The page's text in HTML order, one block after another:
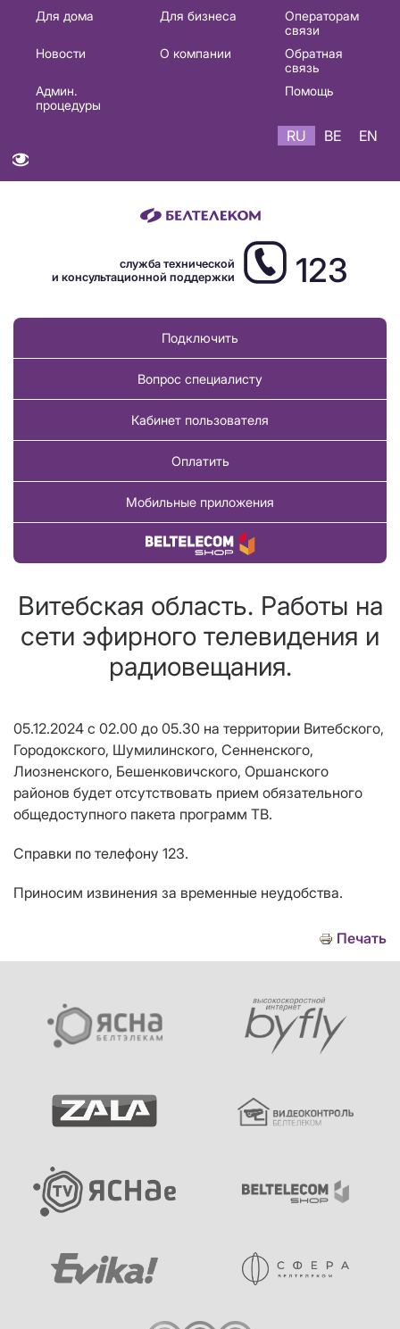
Основная
навигация
Для дома Для бизнеса
Операторам
связи
Новости
О компании
Обратная
связь
Админ.
процедуры
Помощь
RU BE EN
служба технической
и консультационной поддержки
123
Подключить
Вопрос специалисту
Кабинет пользователя
Оплатить
Мобильные приложения
Купить товар
Витебская область. Работы на
сети эфирного телевидения и
радиовещания.
05.12.2024 с 02.00 до 05.30 на территории Витебского,
Городокского, Шумилинского, Сенненского,
Лиозненского, Бешенковичского, Оршанского
районов будет отсутствовать прием обязательного
общедоступного пакета программ ТВ.
Справки по телефону 123.
Приносим извинения за временные неудобства.
Печать